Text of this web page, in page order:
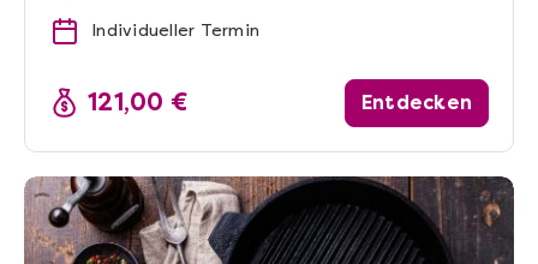
Individueller Termin
121,00 € Entdecken